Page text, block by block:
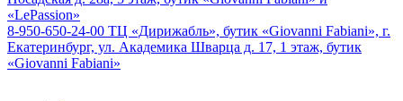
«LePassion»
8-950-650-24-00 ТЦ «Дирижабль», бутик «Giovanni Fabiani», г.
Екатеринбург, ул. Академика Шварца д. 17, 1 этаж, бутик
«Giovanni Fabiani»